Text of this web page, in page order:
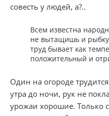
совесть у людей, а?..
Всем известна
не вытащишь и рыбку
труд бывает как
положительный и
Один на огороде
утра до ночи, рук не
урожаи хорошие. Только